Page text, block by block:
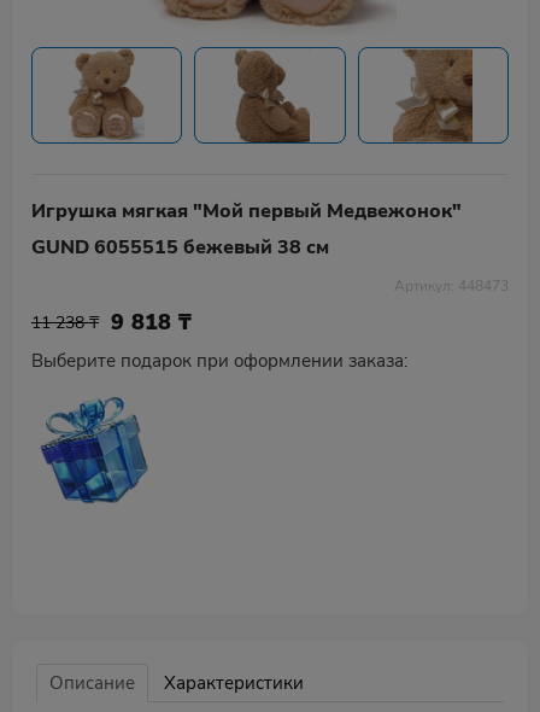
Игрушка мягкая "Мой первый Mедвежонок"
GUND 6055515 бежевый 38 см
Артикул: 448473
11 238 ₸ 9 818₸
Выберите подарок при оформлении заказа:
Описание
Характеристики